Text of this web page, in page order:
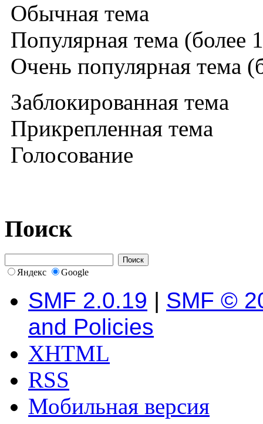
Обычная тема
Популярная тема (более
Очень популярная тема
Заблокированная тема
Прикрепленная тема
Голосование
Поиск
Яндекс Google
SMF 2.0.19 | SMF ©
and Policies
XHTML
RSS
Мобильная версия